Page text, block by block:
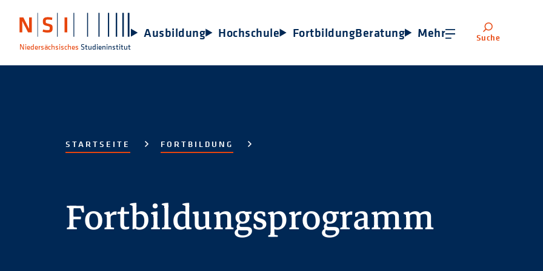
Niedersächsisches Studieninstitut
Ausbildung Hochschule FortbildungBeratung Mehr Suche
STARTSEITE FORTBILDUNG
Fortbildungsprogramm